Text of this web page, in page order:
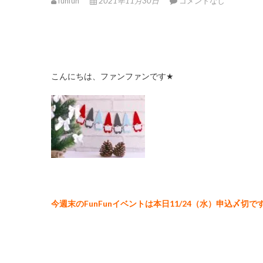
こんにちは、ファンファンです★
今週末のFunFunイベントは本日11/24（水）申込〆切で